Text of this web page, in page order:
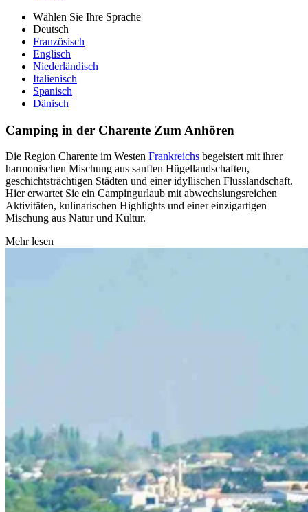
Wählen Sie Ihre Sprache
Deutsch
Französisch
Englisch
Niederländisch
Italienisch
Spanisch
Dänisch
Camping in der Charente Zum Anhören
Die Region Charente im Westen Frankreichs begeistert mit ihrer
harmonischen Mischung aus sanften Hügellandschaften,
geschichtsträchtigen Städten und einer idyllischen Flusslandschaft.
Hier erwartet Sie ein Campingurlaub mit abwechslungsreichen
Aktivitäten, kulinarischen Highlights und einer einzigartigen
Mischung aus Natur und Kultur.
Mehr lesen